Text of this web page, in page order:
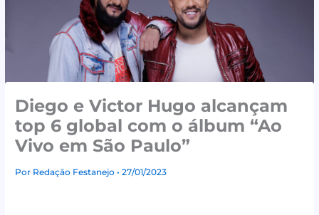
Diego e Victor Hugo alcançam
top 6 global com o álbum “Ao
Vivo em São Paulo”
Por Redação Festanejo• 27/01/2023